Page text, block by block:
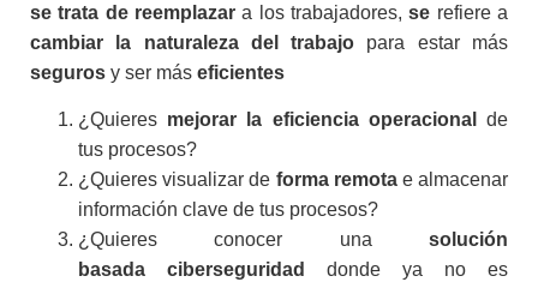
se trata de reemplazara los trabajadores,se refiere a
cambiar la naturaleza del trabajo para estar más
seguros y ser más eficientes
¿Quieres mejorar la eficiencia operacionalde
tus procesos?
¿Quieres visualizar de forma remotae almacenar
información clave de tus procesos?
¿Quieres conocer una solución
basada ciberseguridad donde ya no es